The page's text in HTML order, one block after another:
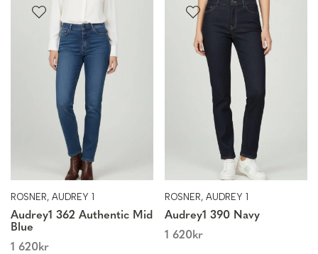
ROSNER, AUDREY 1
Audrey1 362 Authentic Mid
Blue
1 620kr
ROSNER, AUDREY 1
Audrey1 390 Navy
1 620kr